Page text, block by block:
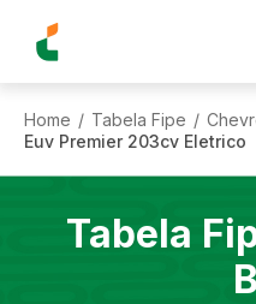
Home / Tabela Fipe /
Euv Premier 203cv Eletrico
Tabela